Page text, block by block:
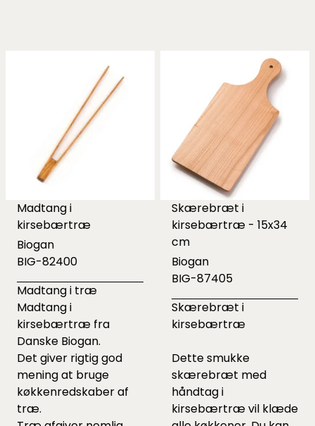
Madtang i
kirsebærtræ
Biogan
BIG-82400
Madtang i træ
Madtang i
kirsebærtræ fra
Danske Biogan.
Det giver rigtig god
mening at bruge
køkkenredskaber af
træ.
Skærebræt i
kirsebærtræ - 15x34
cm
Biogan
BIG-87405
Skærebræt i
kirsebærtræ
Dette smukke
skærebræt med
håndtag i
kirsebærtræ vil klæde